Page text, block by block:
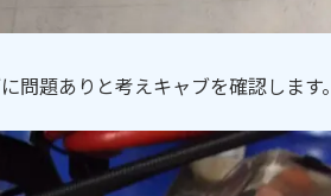
問題ありと考えキャブを確認します。